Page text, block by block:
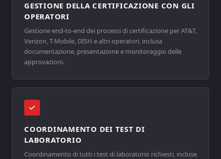
GESTIONE DELLA CERTIFICAZIONE CON GLI
OPERATORI
Gestione end-to-end dei processi di certificazione per AT&T,
Verizon, T-Mobile, DISH e altri operatori, inclusa
documentazione, presentazione e monitoraggio delle
approvazioni.
COORDINAMENTO DEI TEST DI
LABORATORIO
Coordinamento di tutti i test di laboratorio richiesti, incluse